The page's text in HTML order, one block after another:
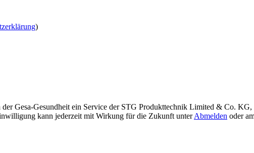
)
Gesa-Gesundheit ein Service der STG Produkttechnik Limited & Co.
kann jederzeit mit Wirkung für die Zukunft unterAbmelden oder